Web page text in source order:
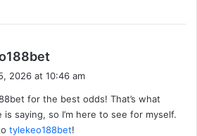
s
:
2026 at 10:46 am
for the best odds! That’s what
is saying, so I’m here to see for myself.
tylekeo188bet!